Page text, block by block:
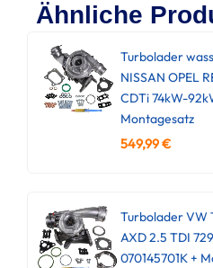
Ähnliche
Turbolader
NISSAN OPEL
CDTi 74kW-
Montagesatz
549,99€
Turbolader VW
AXD 2.5 TDI
070145701K +